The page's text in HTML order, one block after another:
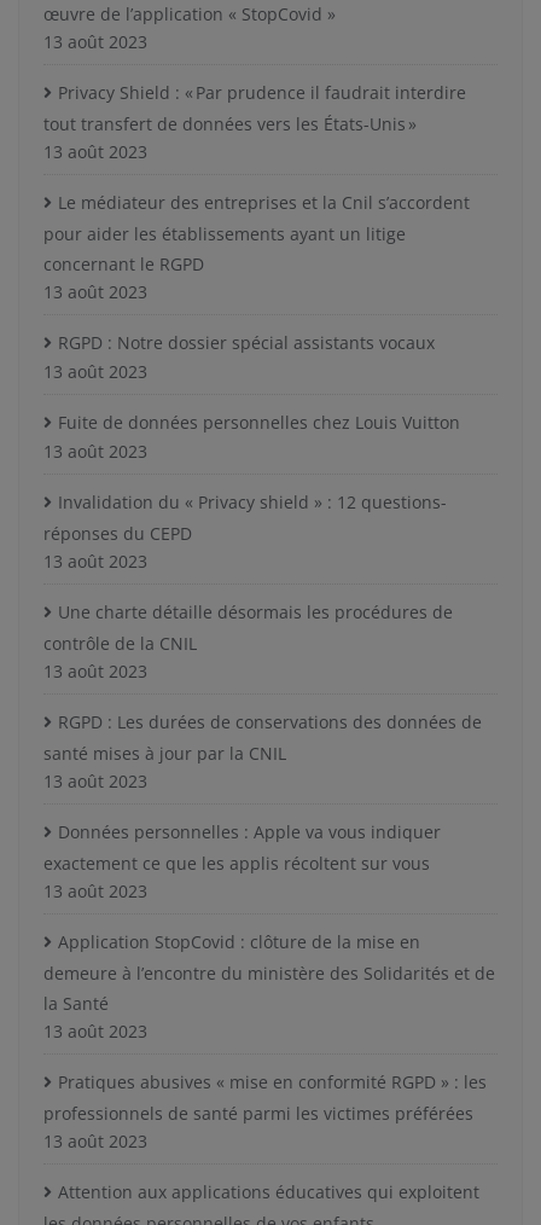
œuvre de l’application « StopCovid »
13 août 2023
Privacy Shield : « Par prudence il faudrait interdire
tout transfert de données vers les États-Unis »
13 août 2023
Le médiateur des entreprises et la Cnil s’accordent
pour aider les établissements ayant un litige
concernant le RGPD
13 août 2023
RGPD : Notre dossier spécial assistants vocaux
13 août 2023
Fuite de données personnelles chez Louis Vuitton
13 août 2023
Invalidation du « Privacy shield » : 12 questions-
réponses du CEPD
13 août 2023
Une charte détaille désormais les procédures de
contrôle de la CNIL
13 août 2023
RGPD : Les durées de conservations des données de
santé mises à jour par la CNIL
13 août 2023
Données personnelles : Apple va vous indiquer
exactement ce que les applis récoltent sur vous
13 août 2023
Application StopCovid : clôture de la mise en
demeure à l’encontre du ministère des Solidarités et de
la Santé
13 août 2023
Pratiques abusives « mise en conformité RGPD » : les
professionnels de santé parmi les victimes préférées
13 août 2023
Attention aux applications éducatives qui exploitent